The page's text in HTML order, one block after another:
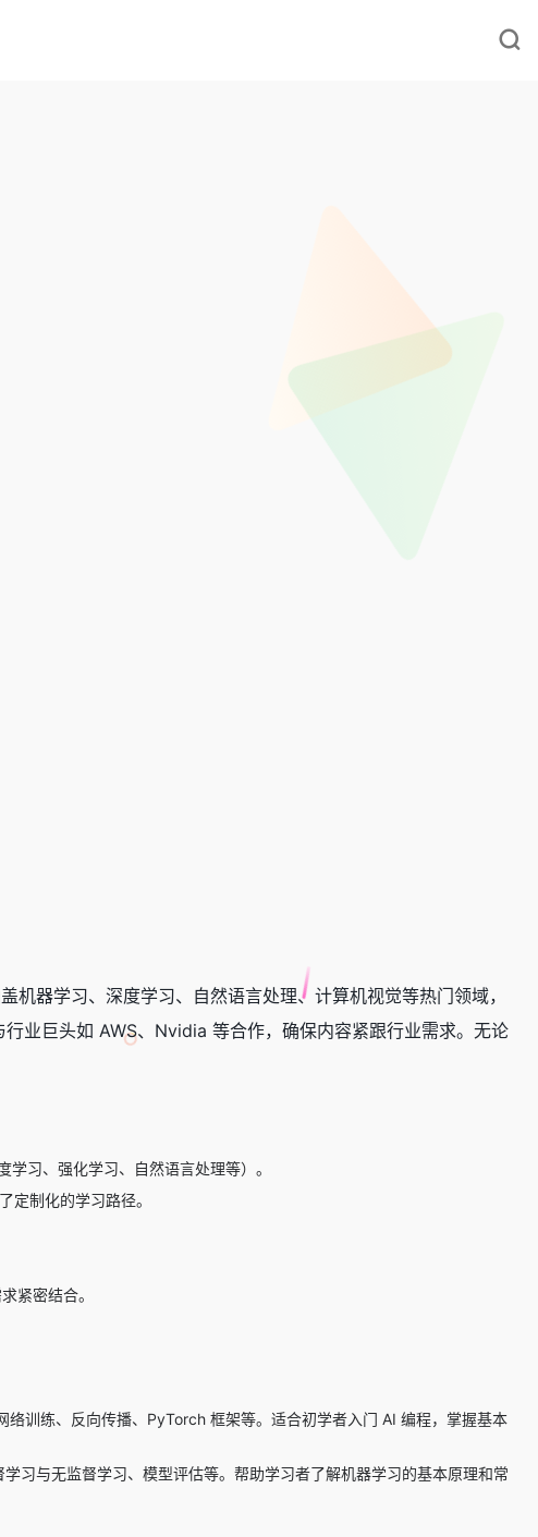
器学习、深度学习、自然语言处理、计算机视觉等热门领域，
业巨头如 AWS、Nvidia 等合作，确保内容紧跟行业需求。无论
习、强化学习、自然语言处理等）。
定制化的学习路径。
紧密结合。
络训练、反向传播、PyTorch 框架等。适合初学者入门 AI 编程，掌握基本
习与无监督学习、模型评估等。帮助学习者了解机器学习的基本原理和常